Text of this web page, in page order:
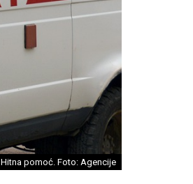
Hitna pomoć. Foto: Agencije